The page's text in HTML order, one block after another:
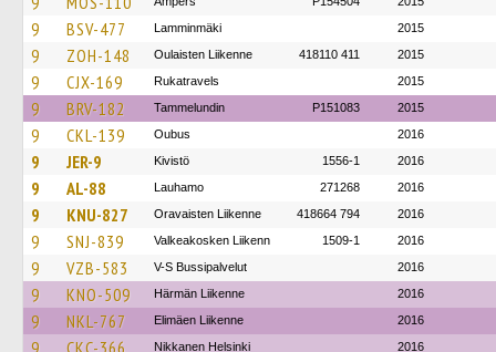
9 BSV-477 Lamminmäki 2015
9 ZOH-148 Oulaisten Liikenne 418110 411 2015
9 CJX-169 Rukatravels 2015
9 BRV-182 Tammelundin P151083 2015
9 CKL-139 Oubus 2016
9 JER-9 Kivistö 1556-1 2016
9 AL-88 Lauhamo 271268 2016
9 KNU-827 Oravaisten Liikenne 418664 794 2016
9 SNJ-839 Valkeakosken Liikenn 1509-1 2016
9 VZB-583 V-S Bussipalvelut 2016
9 KNO-509 Härmän Liikenne 2016
9 NKL-767 Elimäen Liikenne 2016
9 CKC-366 Nikkanen Helsinki 2016